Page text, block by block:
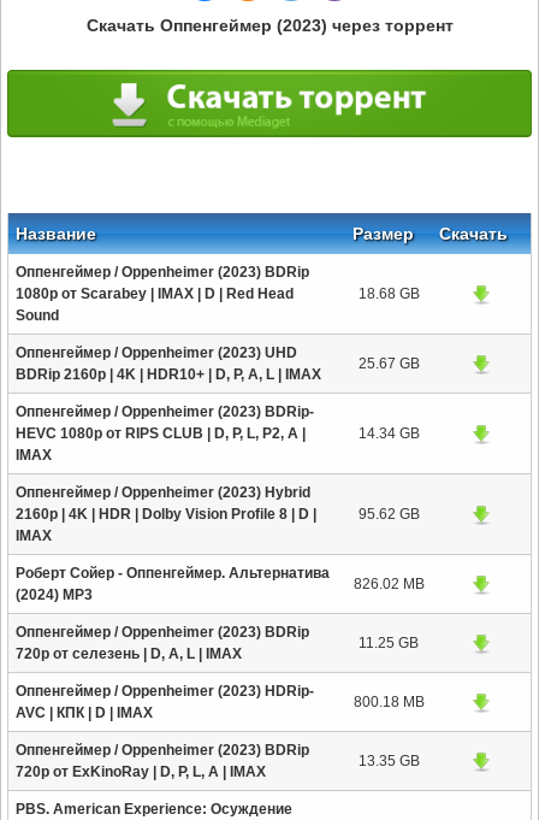
Скачать Оппенгеймер (2023) через торрент
Название Размер Скачать
Оппенгеймер / Oppenheimer (2023) BDRip
1080p от Scarabey | IMAX | D | Red Head
Sound
18.68 GB
Оппенгеймер / Oppenheimer (2023) UHD
BDRip 2160p | 4K | HDR10+ | D, P, A, L | IMAX
25.67 GB
Оппенгеймер / Oppenheimer (2023) BDRip-
HEVC 1080p от RIPS CLUB | D, P, L, P2, A |
IMAX
14.34 GB
Оппенгеймер / Oppenheimer (2023) Hybrid
2160p | 4K | HDR | Dolby Vision Profile 8 | D |
IMAX
95.62 GB
Роберт Сойер - Оппенгеймер. Альтернатива
(2024) MP3
826.02 MB
Оппенгеймер / Oppenheimer (2023) BDRip
720p от селезень | D, A, L | IMAX
11.25 GB
Оппенгеймер / Oppenheimer (2023) HDRip-
AVC | КПК | D | IMAX
800.18 MB
Оппенгеймер / Oppenheimer (2023) BDRip
720p от ExKinoRay | D, P, L, A | IMAX
13.35 GB
PBS. American Experience: Осуждение